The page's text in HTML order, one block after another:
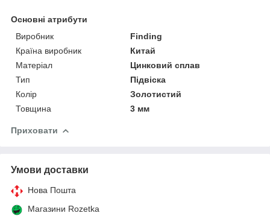
Основні атрибути
Виробник
Finding
Країна виробник
Китай
Матеріал
Цинковий сплав
Тип
Підвіска
Колір
Золотистий
Товщина
3 мм
Приховати
Умови доставки
Нова Пошта
Магазини Rozetka